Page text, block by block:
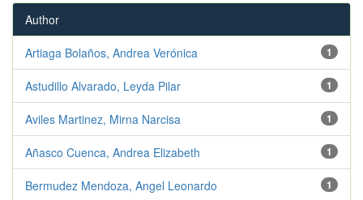
Author
1
Artiaga Bolaños, Andrea Verónica
1
Astudillo Alvarado, Leyda Pilar
1
Aviles Martinez, Mirna Narcisa
1
Añasco Cuenca, Andrea Elizabeth
1
Bermudez Mendoza, Angel Leonardo